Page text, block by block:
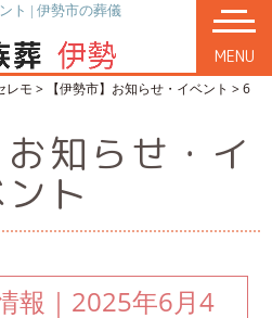
ト | 伊勢市の葬儀
MENU
レモ > 【伊勢市】お知らせ・イベント >6
お知らせ・イ
ト
報｜2025年6月4